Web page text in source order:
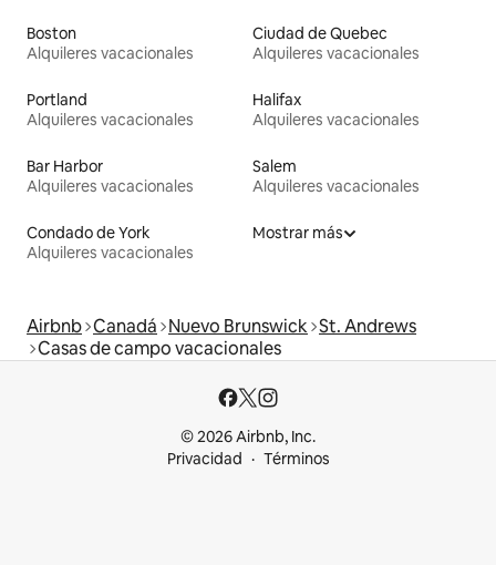
Boston
Alquileres vacacionales
Ciudad de Quebec
Alquileres vacacionales
Portland
Alquileres vacacionales
Halifax
Alquileres vacacionales
Bar Harbor
Alquileres vacacionales
Salem
Alquileres vacacionales
Condado de York
Alquileres vacacionales
Mostrar más
Airbnb Canadá Nuevo Brunswick St. Andrews
Casas de campo vacacionales
© 2026 Airbnb, Inc.
Privacidad
Términos